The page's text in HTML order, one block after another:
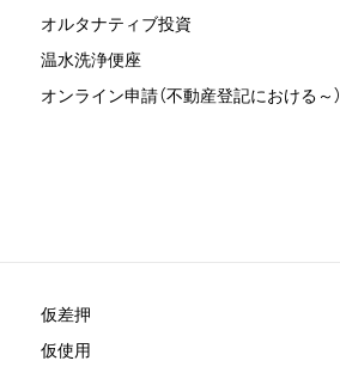
オルタナティブ投資
温水洗浄便座
オンライン申請（不動産登記における～）
仮差押
仮使用